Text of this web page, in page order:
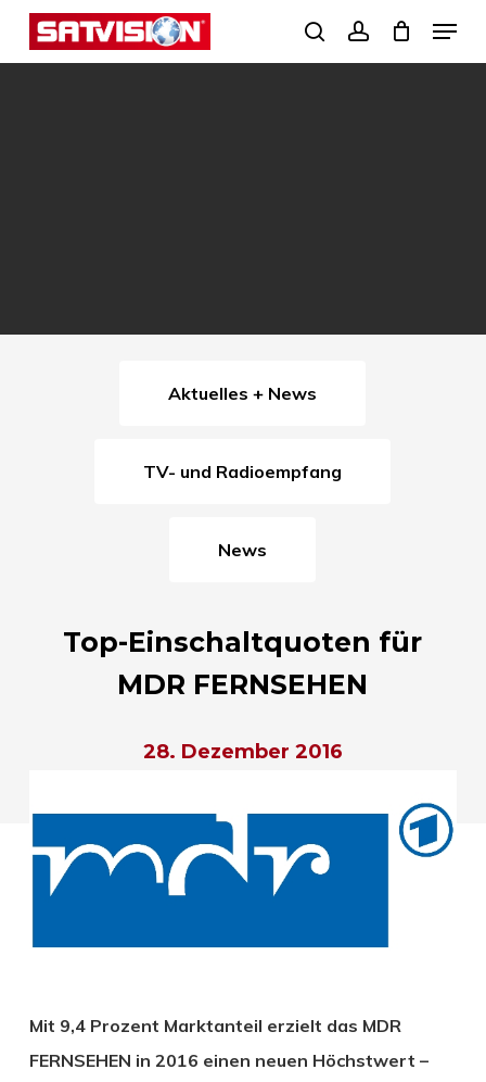
Skip
search
Menu
Aktuelles + News
TV- und Radioempfang
News
Top-Einschaltquoten für
MDR FERNSEHEN
28. Dezember 2016
Mit 9,4 Prozent Marktanteil erzielt das MDR
FERNSEHEN in 2016 einen neuen Höchstwert –